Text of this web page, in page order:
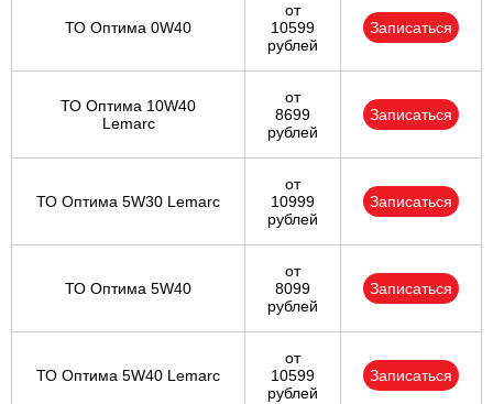
ТО Оптима 0W40
от
10599
рублей
Записаться
ТО Оптима 10W40
Lemarc
от
8699
рублей
Записаться
ТО Оптима 5W30 Lemarc
от
10999
рублей
Записаться
ТО Оптима 5W40
от
8099
рублей
Записаться
ТО Оптима 5W40 Lemarc
от
10599
рублей
Записаться